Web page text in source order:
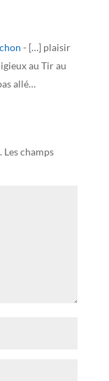
- […] plaisir
au Tir au
allé…
Les champs